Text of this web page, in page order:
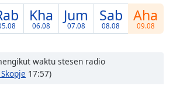
Kha
06.08
Jum
07.08
Sab
08.08
Aha
09.08
waktu stesen radio
17:57)